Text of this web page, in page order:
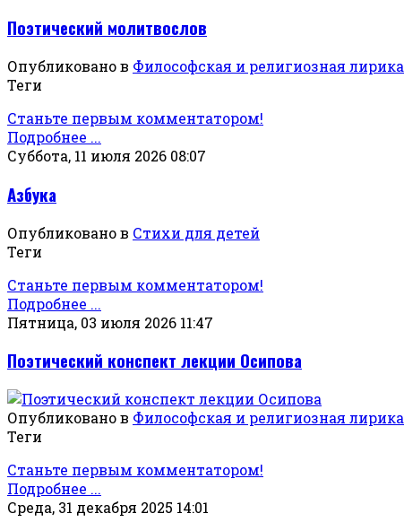
Поэтический молитвослов
Опубликовано в Философская и религиозная лирика
Теги
Станьте первым комментатором!
Подробнее ...
Суббота, 11 июля 2026 08:07
Азбука
Опубликовано в Стихи для детей
Теги
Станьте первым комментатором!
Подробнее ...
Пятница, 03 июля 2026 11:47
Поэтический конспект лекции Осипова
Опубликовано в Философская и религиозная лирика
Теги
Станьте первым комментатором!
Подробнее ...
Среда, 31 декабря 2025 14:01